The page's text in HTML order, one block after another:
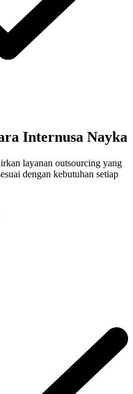
Internusa Nayka
layanan outsourcing yang
dengan kebutuhan setiap